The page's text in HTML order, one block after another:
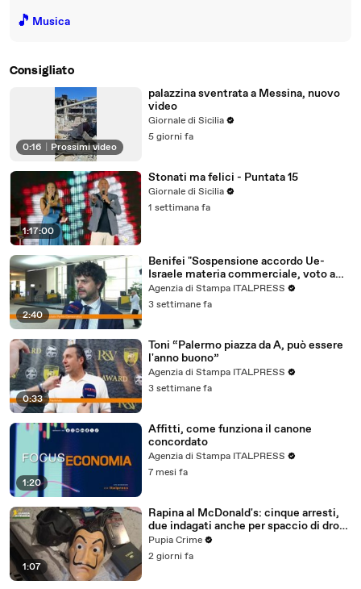
🎵 Musica
Consigliato
0:16 Prossimi video
palazzina sventrata a Messina, nuovo
video
Giornale di Sicilia
5 giorni fa
1:17:00
Stonati ma felici - Puntata 15
Giornale di Sicilia
1 settimana fa
2:40
Benifei "Sospensione accordo Ue-
Israele materia commerciale, voto a
maggioranza"
Agenzia di Stampa ITALPRESS
3 settimane fa
0:33
Toni “Palermo piazza da A, può essere
l'anno buono”
Agenzia di Stampa ITALPRESS
3 settimane fa
1:20
Affitti, come funziona il canone
concordato
Agenzia di Stampa ITALPRESS
7 mesi fa
1:07
Rapina al McDonald's: cinque arresti,
due indagati anche per spaccio di droga
(03.08.26)
Pupia Crime
2 giorni fa